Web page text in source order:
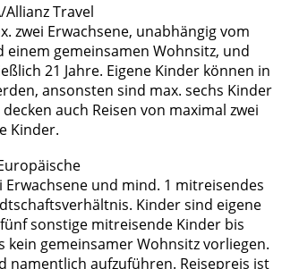
Allianz Travel
zwei Erwachsene, unabhängig vom
gemeinsamen Wohnsitz, und
21 Jahre. Eigene Kinder können in
ansonsten sind max. sechs Kinder
auch Reisen von maximal zwei
Kinder.
Erwachsene und mind. 1 mitreisendes
Kinder sind eigene
sonstige mitreisende Kinder bis
kein gemeinsamer Wohnsitz vorliegen.
namentlich aufzuführen. Reisepreis ist